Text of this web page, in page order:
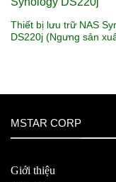
Thiết bị lưu trữ NAS
DS220j (Ngưng sản
MSTAR CORP
Giới thiệu